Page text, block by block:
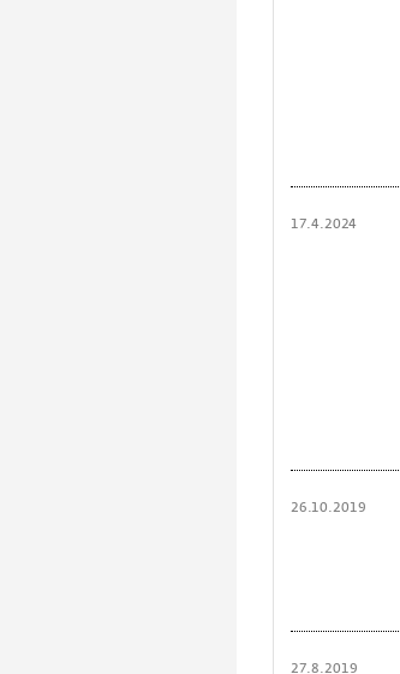
17.4.2024
26.10.2019
27.8.2019